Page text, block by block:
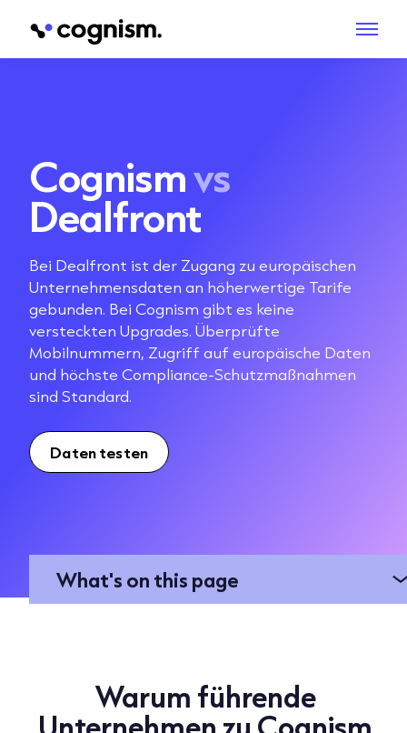
Cognismvs
Dealfront
Bei Dealfront ist der Zugang zu europäischen
Unternehmensdaten an höherwertige Tarife
gebunden. Bei Cognism gibt es keine
versteckten Upgrades. Überprüfte
Mobilnummern, Zugriff auf europäische Daten
und höchste Compliance-Schutzmaßnahmen
sind Standard.
Daten testen
What's on this page
Warum führende